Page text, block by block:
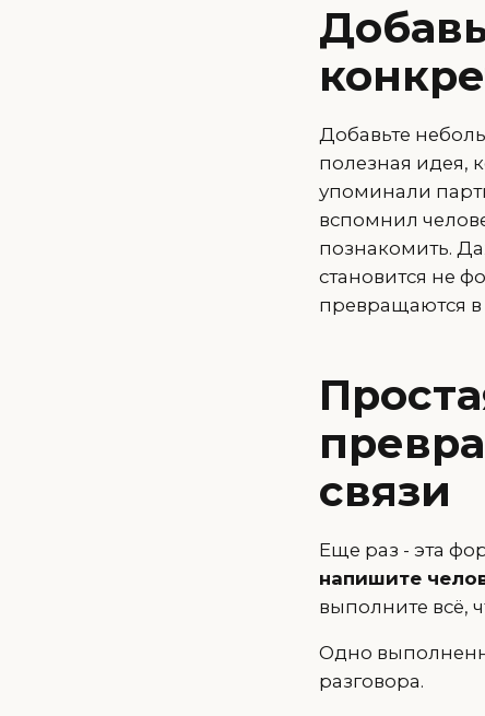
Добавьте
полезная идея,
упоминали
вспомнил
познакомить.
становится не
превращаются в
связи
Еще раз - эта
напишите
выполните всё,
Одно
разговора.